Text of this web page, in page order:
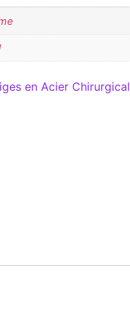
en Acier Chirurgical